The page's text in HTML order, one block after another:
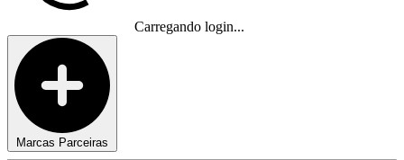
Carregando login...
Marcas Parceiras